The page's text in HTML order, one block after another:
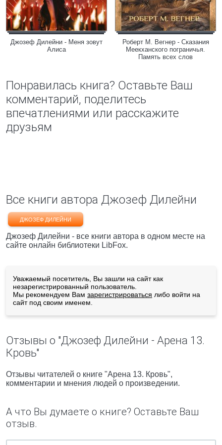
Джозеф Дилейни - Меня зовут
Алиса
Роберт М. Вегнер - Сказания
Меекханского пограничья.
Память всех слов
Понравилась книга? Оставьте Ваш
комментарий, поделитесь
впечатлениями или расскажите
друзьям
Все книги автора Джозеф Дилейни
ДЖОЗЕФ ДИЛЕЙНИ
Джозеф Дилейни - все книги автора в одном месте на
сайте онлайн библиотеки LibFox.
Уважаемый посетитель, Вы зашли на сайт как
незарегистрированный пользователь.
Мы рекомендуем Вам зарегистрироваться либо войти на
сайт под своим именем.
Отзывы о "Джозеф Дилейни - Арена 13.
Кровь"
Отзывы читателей о книге "Арена 13. Кровь",
комментарии и мнения людей о произведении.
А что Вы думаете о книге? Оставьте Ваш
отзыв.